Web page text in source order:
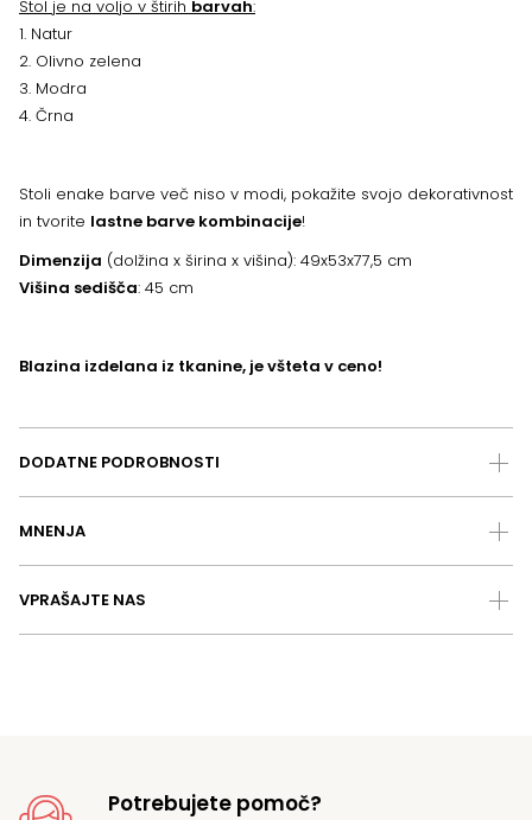
Stol je na voljo v štirih barvah:
1. Natur
2. Olivno zelena
3. Modra
4. Črna
Stoli enake barve več niso v modi, pokažite svojo dekorativnost
in tvorite lastne barve kombinacije!
Dimenzija (dolžina x širina x višina): 49x53x77,5 cm
Višina sedišča: 45 cm
Blazina izdelana iz tkanine, je všteta v ceno!
DODATNE PODROBNOSTI
MNENJA
VPRAŠAJTE NAS
Potrebujete pomoč?